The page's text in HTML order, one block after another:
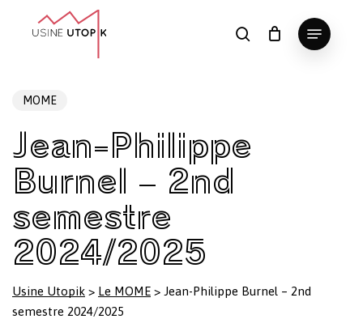
search
Menu
Panier Fermer
le
MOME
Jean-Philippe
Burnel – 2nd
semestre
2024/2025
Usine Utopik > Le MOME > Jean-Philippe Burnel – 2nd
semestre 2024/2025
Close